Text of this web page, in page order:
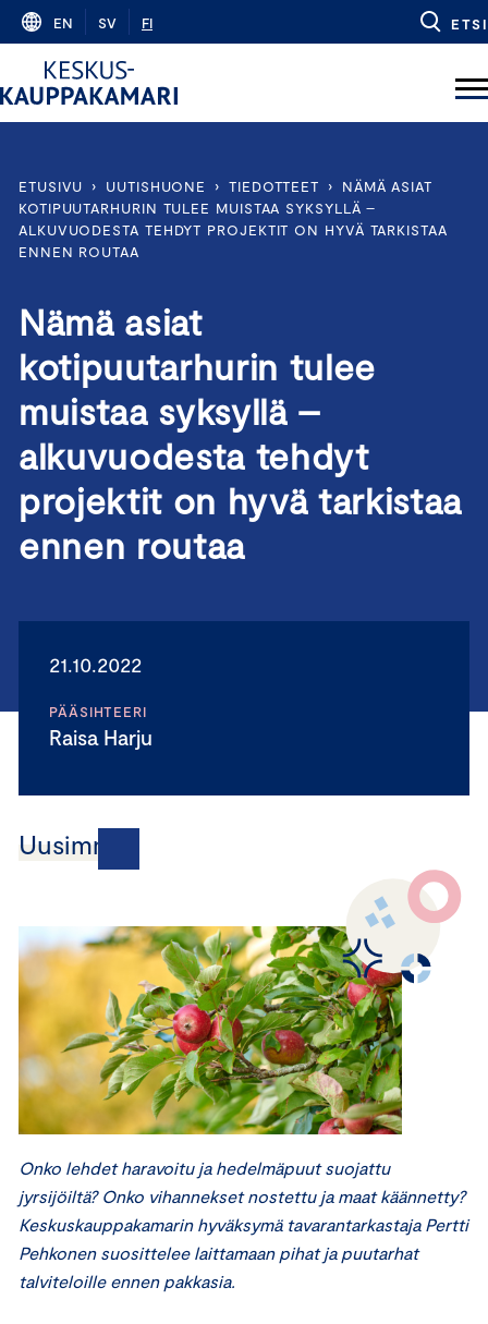
Skip
content
EN SV FI ETSI
ETUSIVU › UUTISHUONE › TIEDOTTEET ›
NÄMÄ ASIAT
KOTIPUUTARHURIN TULEE MUISTAA SYKSYLLÄ –
ALKUVUODESTA TEHDYT PROJEKTIT ON HYVÄ TARKISTAA
ENNEN ROUTAA
Nämä asiat
kotipuutarhurin tulee
muistaa syksyllä –
alkuvuodesta tehdyt
projektit on hyvä tarkistaa
ennen routaa
21.10.2022
PÄÄSIHTEERI
Raisa Harju
Uusimmat
Onko lehdet haravoitu ja hedelmäpuut suojattu
jyrsijöiltä? Onko vihannekset nostettu ja maat käännetty?
Keskuskauppakamarin hyväksymä tavarantarkastaja Pertti
Pehkonen suosittelee laittamaan pihat ja puutarhat
talviteloille ennen pakkasia.